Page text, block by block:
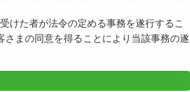
けた者が法令の定める事務を遂行するこ
まの同意を得ることにより当該事務の遂